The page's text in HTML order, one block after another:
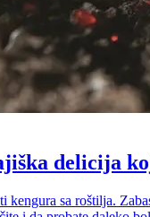
delicija
kengura sa roštilja.